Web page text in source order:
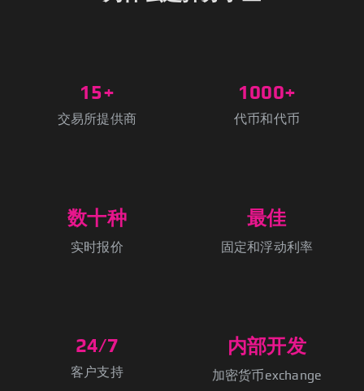
15+
交易所提供商
1000+
代币和代币
数十种
实时报价
最佳
固定和浮动利率
24/7
客户支持
内部开发
加密货币exchange